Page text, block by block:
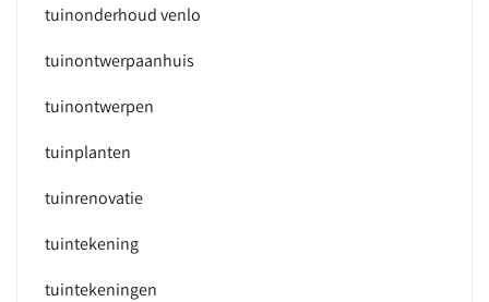
tuinonderhoud venlo
tuinontwerpaanhuis
tuinontwerpen
tuinplanten
tuinrenovatie
tuintekening
tuintekeningen